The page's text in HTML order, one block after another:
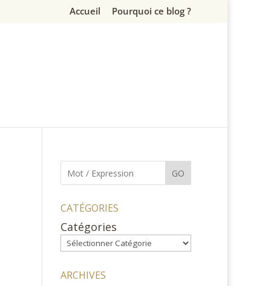
Accueil Pourquoi ce blog ?
GO
CATÉGORIES
Catégories
ARCHIVES